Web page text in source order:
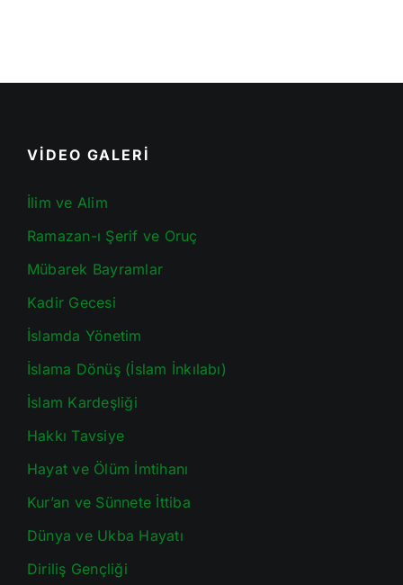
VİDEO GALERİ
İlim ve Alim
Ramazan-ı Şerif ve Oruç
Mübarek Bayramlar
Kadir Gecesi
İslamda Yönetim
İslama Dönüş (İslam İnkılabı)
İslam Kardeşliği
Hakkı Tavsiye
Hayat ve Ölüm İmtihanı
Kur’an ve Sünnete İttiba
Dünya ve Ukba Hayatı
Diriliş Gençliği